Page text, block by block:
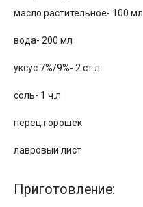
масло растительное- 100 мл
вода- 200 мл
уксус 7%/9%- 2 ст.л
соль- 1 ч.л
перец горошек
лавровый лист
Приготовление: